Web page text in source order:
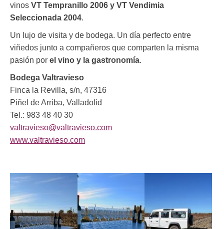
vinos VT Tempranillo 2006 y VT Vendimia
Seleccionada 2004.
Un lujo de visita y de bodega. Un día perfecto entre
viñedos junto a compañeros que comparten la misma
pasión por el vino y la gastronomía.
Bodega Valtravieso
Finca la Revilla, s/n, 47316
Piñel de Arriba, Valladolid
Tel.: 983 48 40 30
valtravieso@valtravieso.com
www.valtravieso.com